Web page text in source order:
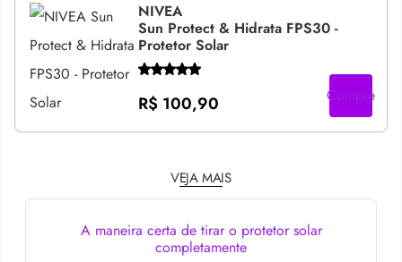
NIVEA
Sun Protect & Hidrata FPS30 -
Protetor Solar
R$ 100,90 Compre
VEJA MAIS
A maneira certa de tirar o protetor solar
completamente